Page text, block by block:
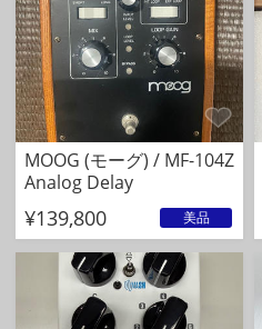
MOOG (モーグ) / MF-104Z
Analog Delay
¥139,800 美品